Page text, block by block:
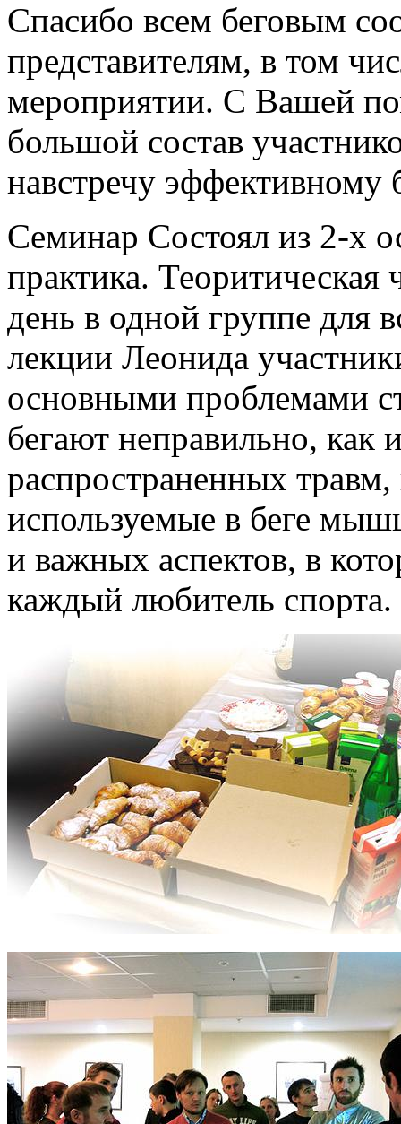
Спасибо всем беговым
представителям, в том
мероприятии. С Вашей
большой состав
навстречу эффективному
Семинар Состоял из 2-х
практика. Теоритическая
день в одной группе для
лекции Леонида
основными проблемами
бегают неправильно, как
распространенных травм,
используемые в беге
и важных аспектов, в
каждый любитель спорта.